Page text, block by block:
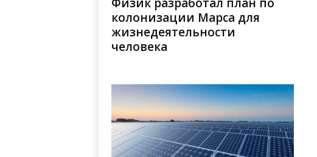
колонизации Марса для
жизнедеятельности
человека